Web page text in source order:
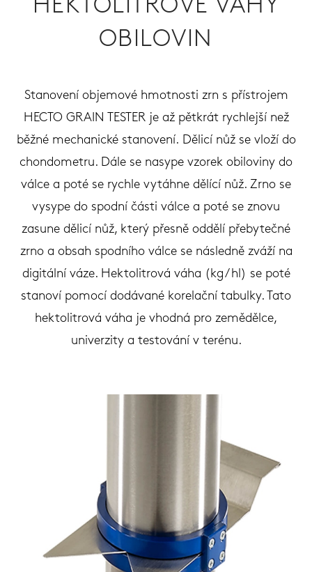
HEKTOLITROVÉ VÁHY
OBILOVIN
Stanovení objemové hmotnosti zrn s přístrojem
HECTO GRAIN TESTER je až pětkrát rychlejší než
běžné mechanické stanovení. Dělicí nůž se vloží do
chondometru. Dále se nasype vzorek obiloviny do
válce a poté se rychle vytáhne dělící nůž. Zrno se
vysype do spodní části válce a poté se znovu
zasune dělicí nůž, který přesně oddělí přebytečné
zrno a obsah spodního válce se následně zváží na
digitální váze. Hektolitrová váha (kg / hl) se poté
stanoví pomocí dodávané korelační tabulky. Tato
hektolitrová váha je vhodná pro zemědělce,
univerzity a testování v terénu.